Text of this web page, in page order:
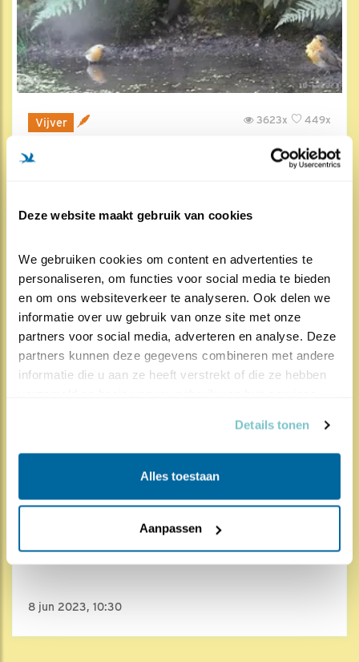
Deze website maakt gebruik van cookies
We gebruiken cookies om content en advertenties te
personaliseren, om functies voor social media te bieden
en om ons websiteverkeer te analyseren. Ook delen we
informatie over uw gebruik van onze site met onze
partners voor social media, adverteren en analyse. Deze
partners kunnen deze gegevens combineren met andere
informatie die u aan ze heeft verstrekt of die ze hebben
Details tonen
Alles toestaan
Aanpassen
Vijver 449x
3623x
Vijver overzicht 20
Vijver overzicht 19
8 jun 2023, 10:30